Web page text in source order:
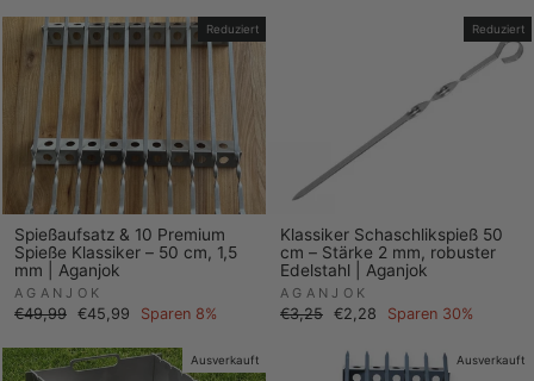
Reduziert
Spießaufsatz & 10 Premium
Spieße Klassiker – 50 cm, 1,5
mm | Aganjok
AGANJOK
Normaler
€49,99 Sonderpreis
€45,99 Sparen 8%
Reduziert
Klassiker Schaschlikspieß 50
cm – Stärke 2 mm, robuster
Edelstahl | Aganjok
AGANJOK
Normaler
€3,25 Sonderpreis
€2,28 Sparen 30%
Ausverkauft Ausverkauft